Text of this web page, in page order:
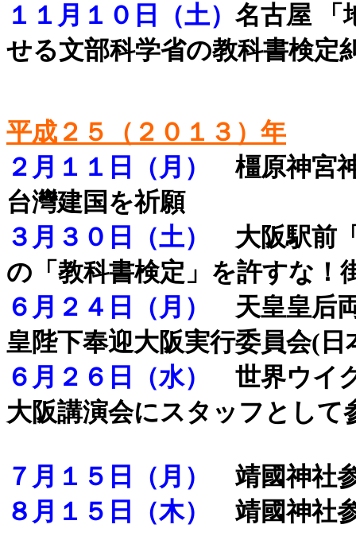
１１月１０日（土） 名古屋 「
せる文部科学省の教科書検定
平成２５（２０１３）年
２月１１日（月）
橿原神宮
台灣建国を祈願
３月３０日（土）
大阪駅前
の「教科書検定」を許すな！
６月２４日（月）
天皇皇后
皇陛下奉迎大阪実行委員会(日
６月２６日（水）
世界ウイ
大阪講演会にスタッフとして
７月１５日（月）
靖國神社
８月１５日（木）
靖國神社